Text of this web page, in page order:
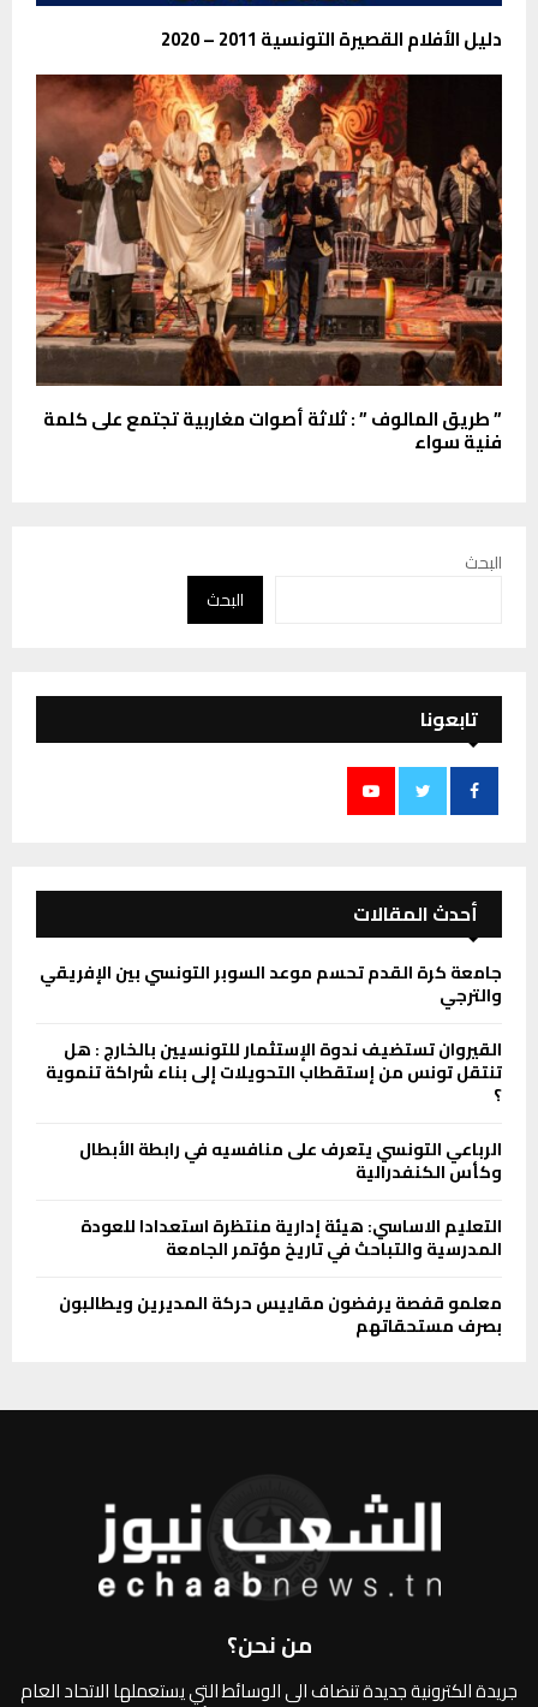
دليل الأفلام القصيرة التونسية 2011 – 2020
” طریق المالوف ” : ثلاثة أصوات مغاربیة تجتمع على كلمة
فنية سواء
البحث
البحث
تابعونا
أحدث المقالات
جامعة كرة القدم تحسم موعد السوبر التونسي بين الإفريقي
والترجي
القيروان تستضيف ندوة الإستثمار للتونسيين بالخارج : هل
تنتقل تونس من إستقطاب التحويلات إلى بناء شراكة تنموية
؟
الرباعي التونسي يتعرف على منافسيه في رابطة الأبطال
وكأس الكنفدرالية
التعليم الاساسي: هيئة إدارية منتظرة استعدادا للعودة
المدرسية والتباحث في تاريخ مؤتمر الجامعة
معلمو قفصة يرفضون مقاييس حركة المديرين ويطالبون
بصرف مستحقاتهم
من نحن؟
جريدة الكترونية جديدة تنضاف الى الوسائط التي يستعملها الاتحاد العام